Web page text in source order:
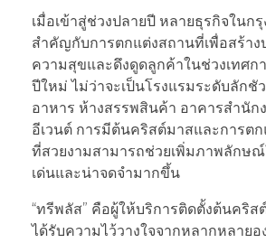
เมื่อเข้าสู่ช่วงปลายปี หลายธุรกิจในก
สำคัญกับการตกแต่งสถานที่เพื่อสร้าง
ความสุขและดึงดูดลูกค้าในช่วงเทศก
ปีใหม่ ไม่ว่าจะเป็นโรงแรมระดับลักชั
อาหาร ห้างสรรพสินค้า อาคารสำนั
อีเวนต์ การมีต้นคริสต์มาสและการต
ที่สวยงามสามารถช่วยเพิ่มภาพลักษ
เด่นและน่าจดจำมากขึ้น
“ทรีพลัส” คือผู้ให้บริการติดตั้งต้นคริส
ได้รับความไว้วางใจจากหลากหลายอ